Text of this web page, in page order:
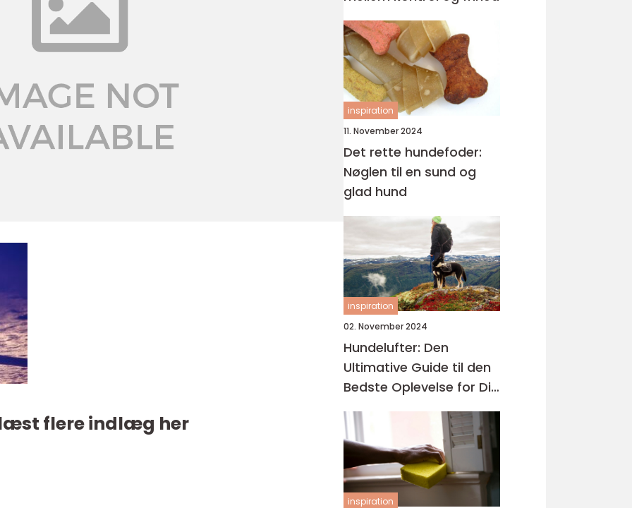
flere indlæg her
inspiration
11. November 2024
Det rette hundefoder:
Nøglen til en sund og
glad hund
inspiration
02. November 2024
Hundelufter: Den
Ultimative Guide til den
Bedste Oplevelse for Dig
og Din Hund
inspiration